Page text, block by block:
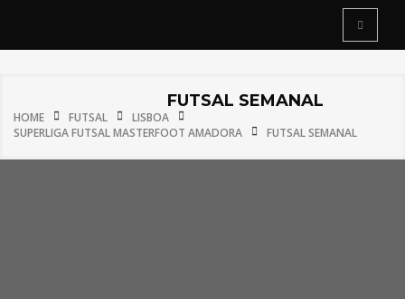
FUTSAL SEMANAL
HOME FUTSAL
LISBOA
SUPERLIGA FUTSAL MASTERFOOT AMADORA
FUTSAL SEMANAL